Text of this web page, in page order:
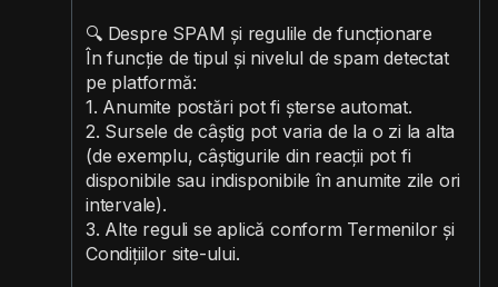
🔍 Despre SPAM și regulile de funcționare
În funcție de tipul și nivelul de spam detectat
pe platformă:
1. Anumite postări pot fi șterse automat.
2. Sursele de câștig pot varia de la o zi la alta
(de exemplu, câștigurile din reacții pot fi
disponibile sau indisponibile în anumite zile ori
intervale).
3. Alte reguli se aplică conform Termenilor și
Condițiilor site-ului.